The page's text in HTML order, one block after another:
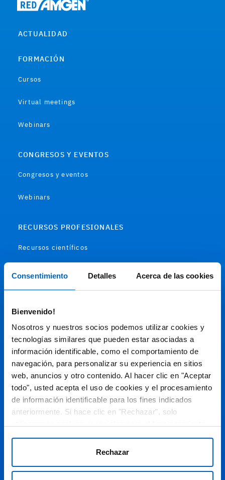
Consentimiento Detalles Acerca de las cookies
Bienvenido!
Nosotros y nuestros socios podemos utilizar cookies y
tecnologías similares que pueden estar asociadas a
información identificable, como el comportamiento de
navegación, para personalizar su experiencia en sitios
web, anuncios y otro contenido. Al hacer clic en "Aceptar
todo", usted acepta el uso de cookies y el procesamiento
de información identificable para los fines indicados
anteriormente. Si hace clic en "Rechazar", solo
del sitio web y no para optimizarlo ni personalizarlo. En
cualquier momento, puede ver, cambiar o retirar su
Cookies" en el pie de página de cada página.
Rechazar
ACTUALIDAD
FORMACIÓN
Cursos
Virtual meetings
Webinars
CONGRESOS Y EVENTOS
Congresos y eventos
Webinars
RECURSOS PROFESIONALES
Recursos científicos
Audiovisual
Espacio de Información Médica
POLÍTICA DE PRIVACIDAD
Este sitio web está orientado a profesionales sanitarios de
España.
SC-ES-CP-00099, SC-ES-CP-00101, SC-ES-AMG145-00103, SC-
ES-CP-00064, SC-ES-CP-00007, SC-ES-CP-00100, SC-ES-
AMG145-00544
Fecha de actualización AGOSTO 2026